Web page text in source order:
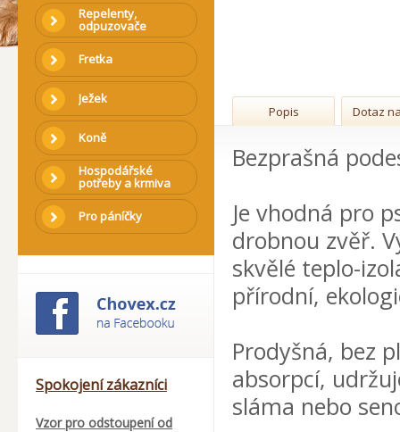
Repelenty,
odpuzovače
Fretka
Ježek
Koně
Hospodářské
potřeby a krmiva
Pro páníčky
Spokojení zákazníci
Vzor pro odstoupení od
Popis Dotaz
Bezprašná
Je vhodná pro
drobnou zvěř.
skvělé teplo-
přírodní,
Prodyšná, bez
absorpcí,
sláma nebo